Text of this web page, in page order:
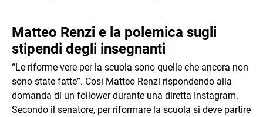
Matteo Renzi e la polemica sugli
stipendi degli insegnanti
“Le riforme vere per la scuola sono quelle che ancora non
sono state fatte”. Così Matteo Renzi rispondendo alla
domanda di un follower durante una diretta Instagram.
Secondo il senatore, per riformare la scuola si deve partire